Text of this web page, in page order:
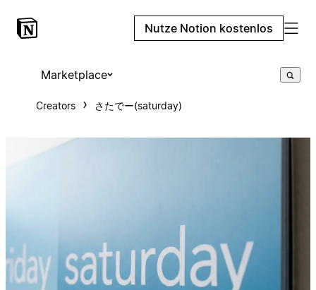
Nutze Notion kostenlos
Marketplace
Creators さたでー(saturday)